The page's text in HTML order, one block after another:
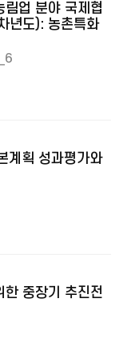
림업 분야 국제협
년도): 농촌특화
계획 성과평가와
한 중장기 추진전